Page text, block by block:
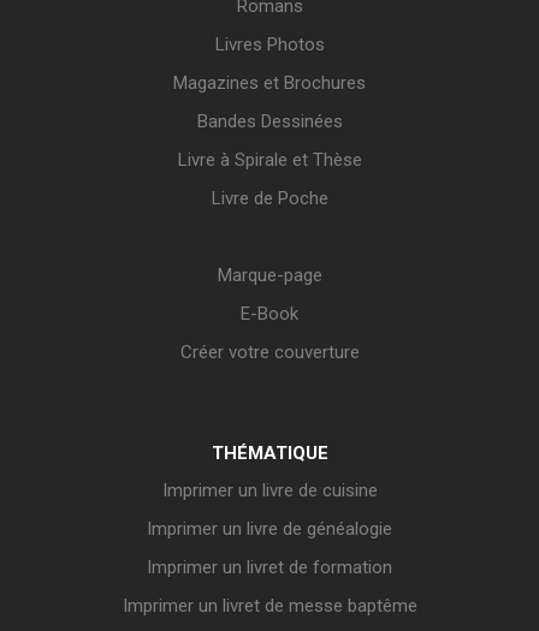
Romans
Livres Photos
Magazines et Brochures
Bandes Dessinées
Livre à Spirale et Thèse
Livre de Poche
Marque-page
E-Book
Créer votre couverture
THÉMATIQUE
Imprimer un livre de cuisine
Imprimer un livre de généalogie
Imprimer un livret de formation
Imprimer un livret de messe baptême